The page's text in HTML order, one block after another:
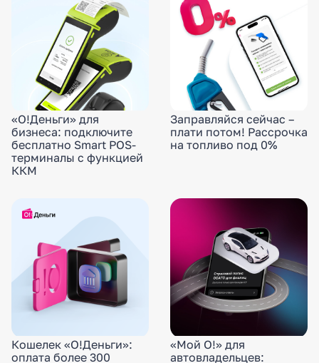
«О!Деньги» для
бизнеса: подключите
бесплатно Smart POS-
терминалы с функцией
ККМ
Заправляйся сейчас –
плати потом! Рассрочка
на топливо под 0%
Кошелек «О!Деньги»:
оплата более 300
«Мой О!» для
автовладельцев: